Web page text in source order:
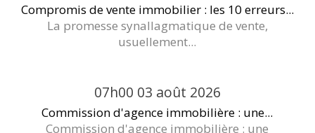
Compromis de vente immobilier : les 10 erreurs...
La promesse synallagmatique de vente,
usuellement...
07h00 03 août 2026
Commission d'agence immobilière : une...
Commission d'agence immobilière : une